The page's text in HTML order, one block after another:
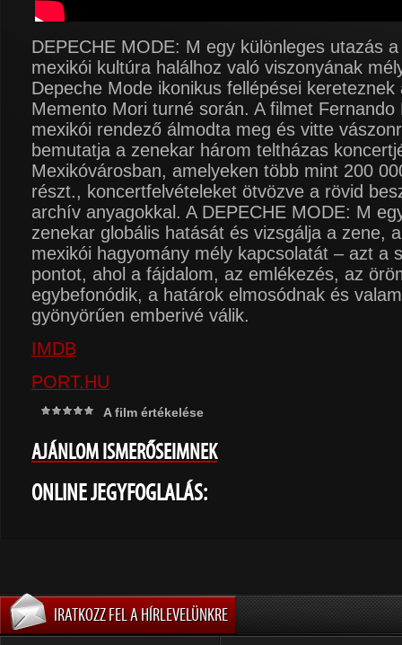
DEPECHE MODE: M egy különleges utazás
mexikói kultúra halálhoz való viszonyának
Depeche Mode ikonikus fellépései kereteznek
Memento Mori turné során. A filmet
mexikói rendező álmodta meg és vitte
bemutatja a zenekar három teltházas
Mexikóvárosban, amelyeken több mint 200
részt., koncertfelvételeket ötvözve a rövid
archív anyagokkal. A DEPECHE MODE: M
zenekar globális hatását és vizsgálja a zene,
mexikói hagyomány mély kapcsolatát – azt a
pontot, ahol a fájdalom, az emlékezés, az
egybefonódik, a határok elmosódnak és
gyönyörűen emberivé válik.
IMDB
PORT.HU
A film értékelése
AJÁNLOM ISMERŐSEIMNEK
ONLINE JEGYFOGLALÁS:
IRATKOZZ FEL A HÍRLEVELÜNKRE